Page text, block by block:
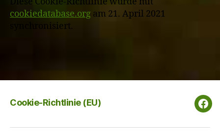
cookiedatabase.org am 21. April 2021
synchronisiert.
Cookie-Richtlinie (EU)